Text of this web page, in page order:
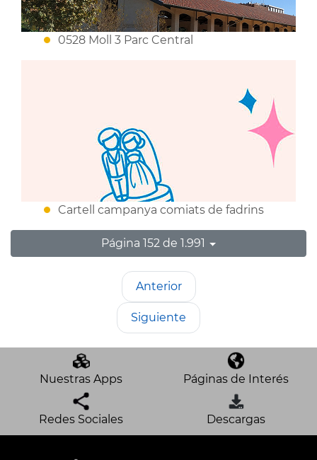
0528 Moll 3 Parc Central
Cartell campanya comiats de fadrins
Página 152 de 1.991
Anterior
Siguiente
Nuestras Apps Páginas de Interés
Redes Sociales Descargas